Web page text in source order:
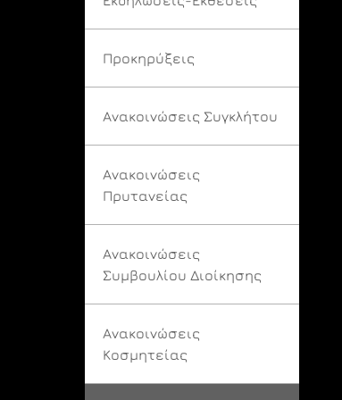
Προκηρύξεις
Ανακοινώσεις Συγκλήτου
Ανακοινώσεις
Πρυτανείας
Ανακοινώσεις
Συμβουλίου Διοίκησης
Ανακοινώσεις
Κοσμητείας